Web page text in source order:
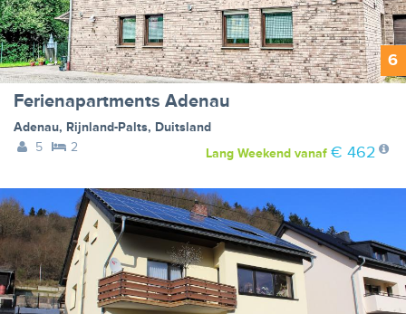
6
Ferienapartments Adenau
Adenau, Rijnland-Palts, Duitsland
5
2 Lang Weekendvanaf € 462